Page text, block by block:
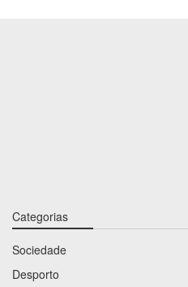
Categorias
Sociedade
Desporto